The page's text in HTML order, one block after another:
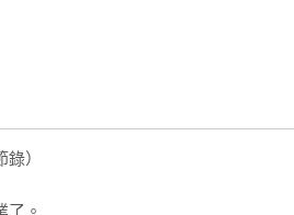
但，也許，根本是我們對世界來說始
裡，在月青的面前放聲痛哭，
功的表象下犧牲的愛情，
）
。